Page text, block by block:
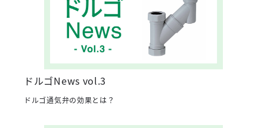
ドルゴNews vol.3
ドルゴ通気弁の効果とは？